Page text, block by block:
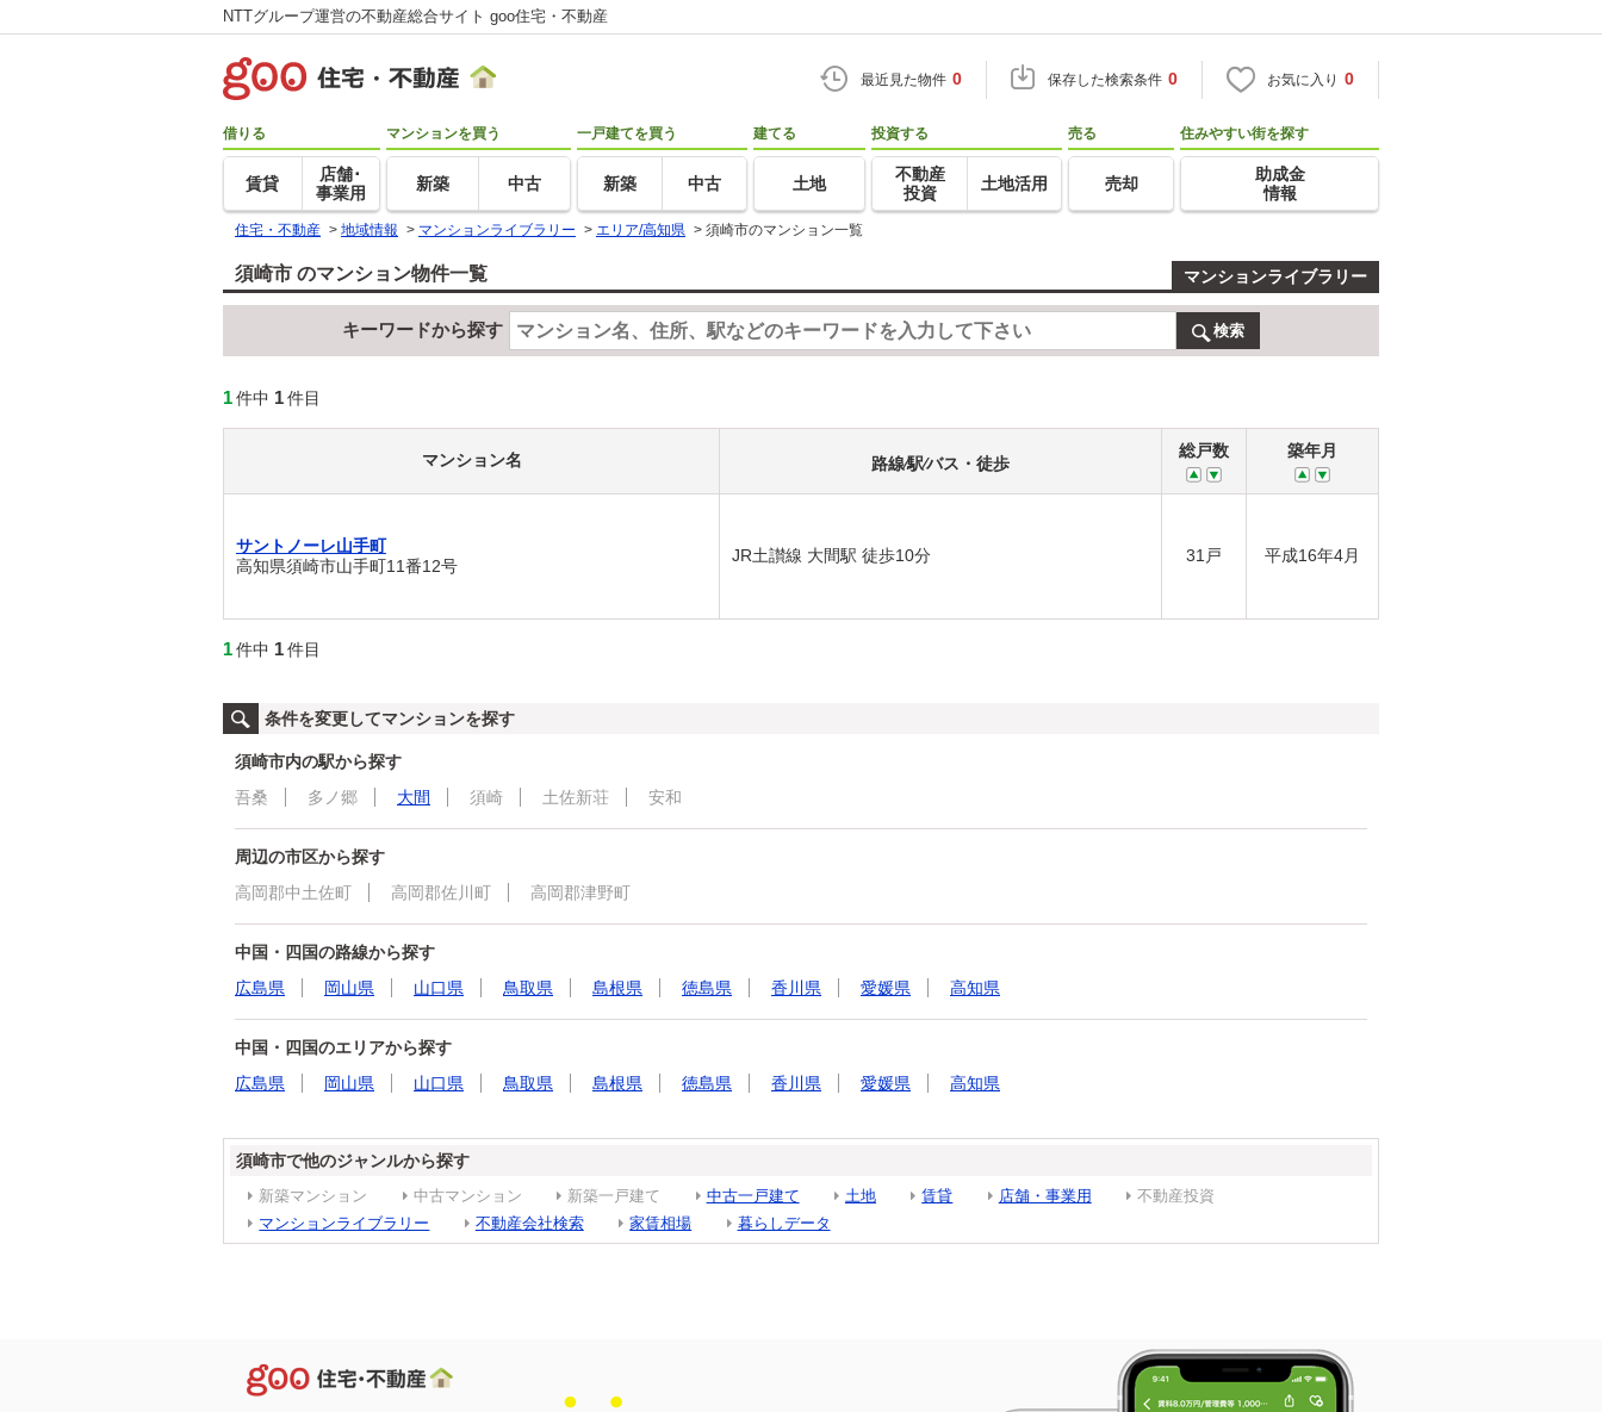
NTTグループ運営の不動産総合サイト goo住宅・不動産
最近見た物件 0 保存した検索条件 0 お気に入り 0
借りる
賃貸
店舗･
事業用
マンションを買う
新築 中古
一戸建てを買う
新築 中古
建てる
土地
投資する
不動産
投資
土地活用
売る
売却
住みやすい街を探す
助成金
情報
住宅・不動産 > 地域情報 > マンションライブラリー > エリア/高知県 > 須崎市のマンション一覧
須崎市 のマンション物件一覧 マンションライブラリー
キーワードから探す 検索
1件中 1件目
マンション名 路線⁄駅⁄バス・徒歩
総戸数 築年月
サントノーレ山手町
高知県須崎市山手町11番12号
JR土讃線 大間駅 徒歩10分 31戸 平成16年4月
1件中 1件目
条件を変更してマンションを探す
須崎市内の駅から探す
吾桑
多ノ郷 大間 須崎 土佐新荘 安和
周辺の市区から探す
高岡郡中土佐町
高岡郡佐川町 高岡郡津野町
中国・四国の路線から探す
広島県
岡山県 山口県 鳥取県 島根県 徳島県 香川県 愛媛県 高知県
中国・四国のエリアから探す
広島県
岡山県 山口県 鳥取県 島根県 徳島県 香川県 愛媛県 高知県
須崎市で他のジャンルから探す
新築マンション 中古マンション 新築一戸建て 中古一戸建て 土地 賃貸 店舗・事業用
不動産投資
マンションライブラリー
不動産会社検索 家賃相場 暮らしデータ